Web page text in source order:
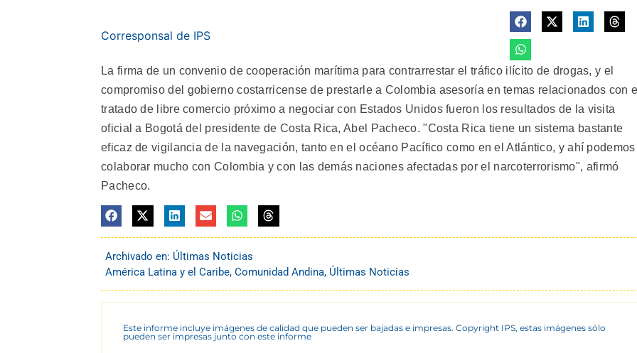
Corresponsal de IPS
La firma de un convenio de cooperación marítima para contrarrestar el tráfico ilícito de drogas, y el
compromiso del gobierno costarricense de prestarle a Colombia asesoría en temas relacionados con
tratado de libre comercio próximo a negociar con Estados Unidos fueron los resultados de la visita
oficial a Bogotá del presidente de Costa Rica, Abel Pacheco. "Costa Rica tiene un sistema bastante
eficaz de vigilancia de la navegación, tanto en el océano Pacífico como en el Atlántico, y ahí podemos
colaborar mucho con Colombia y con las demás naciones afectadas por el narcoterrorismo", afirmó
Pacheco.
Archivado en: Últimas Noticias
América Latina y el Caribe, Comunidad Andina, Últimas Noticias
Este informe incluye imágenes de calidad que pueden ser bajadas e impresas. Copyright IPS, estas imágenes sólo
pueden ser impresas junto con este informe